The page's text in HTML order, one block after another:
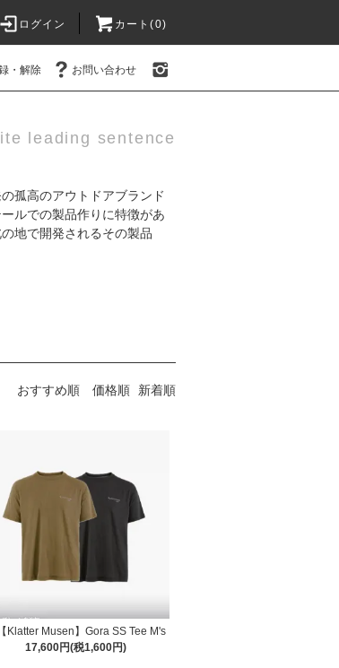
ログイン カート(0)
・解除 お問い合わせ
leading sentence
孤高のアウトドアブランド
ルでの製品作りに特徴があ
地で開発されるその製品
おすすめ順 価格順 新着順
Klatter Musen】Gora SS Tee M's
17,600円(税1,600円)